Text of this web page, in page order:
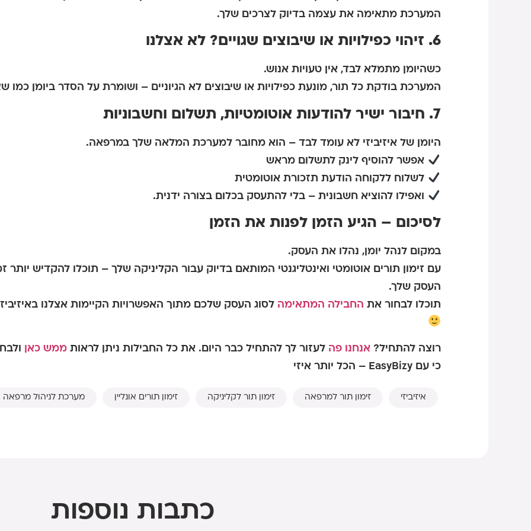
המערכת מתאימה את עצמה בדיוק לצרכים שלך.
6. זיהוי כפילויות או שיבוצים שגויים? לא אצלנו
כשהיומן מתמלא לבד, אין טעויות אנוש.
המערכת בודקת כל תור, מונעת כפילויות או שיבוצים לא הגיוניים – ושומרת על הסדר ביומן כמו
7. חיבור ישיר להודעות אוטומטיות, תשלום וחשבוניות
היומן של איזיביזי לא עומד לבד – הוא מחובר למערכת המלאה שלך במרפאה.
אפשר להוסיף לינק לתשלום מראש
לשלוח ללקוחה הודעת תזכורת אוטומטית
ואפילו להוציא חשבונית – בלי להתעסק בכלום בצורה ידנית.
לסיכום – הגיע הזמן לפנות את הזמן
במקום לנהל יומן, נהלו את העסק.
עם זימון תורים אוטומטי ואינטליגנטי המותאם בדיוק עבור הקליניקה שלך – תוכלו להקדיש
העסק שלך.
תוכלו לבחור את החבילה המתאימה לסוג העסק שלכם מתוך האפשרויות הקיימות אצלנו
רוצה להתחיל? אנחנו פה לעזור לך להתחיל כבר היום. את כל החבילות ניתן לראות ממש כאן
כי עם EasyBizy – הכל יותר איזי
איזיביזי זימון תור למרפאה זימון תור לקליניקה זימון תורים אונליין מערכת לניהול מרפאה
כתבות נוספות